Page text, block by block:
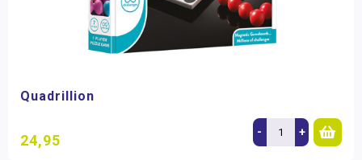
Quadrillion
24,95 - +